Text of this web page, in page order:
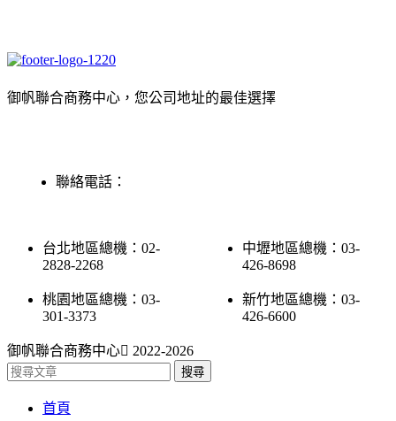
御帆聯合商務中心，您公司地址的最佳選擇
聯絡電話：
台北地區總機：02-
2828-2268
桃園地區總機：03-
301-3373
中壢地區總機：03-
426-8698
新竹地區總機：03-
426-6600
御帆聯合商務中心 2022-2026
搜尋
首頁